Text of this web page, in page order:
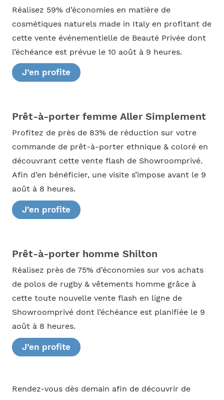
Réalisez 59% d’économies en matière de
cosmétiques naturels made in Italy en profitant de
cette vente événementielle de Beauté Privée dont
l’échéance est prévue le 10 août à 9 heures.
J’en profite
Prêt-à-porter femme Aller Simplement
Profitez de près de 83% de réduction sur votre
commande de prêt-à-porter ethnique & coloré en
découvrant cette vente flash de Showroomprivé.
Afin d’en bénéficier, une visite s’impose avant le 9
août à 8 heures.
J’en profite
Prêt-à-porter homme Shilton
Réalisez près de 75% d’économies sur vos achats
de polos de rugby & vêtements homme grâce à
cette toute nouvelle vente flash en ligne de
Showroomprivé dont l’échéance est planifiée le 9
août à 8 heures.
J’en profite
Rendez-vous dès demain afin de découvrir de